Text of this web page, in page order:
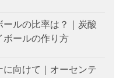
ールの比率は？｜炭酸
ボールの作り方
に向けて｜オーセンテ